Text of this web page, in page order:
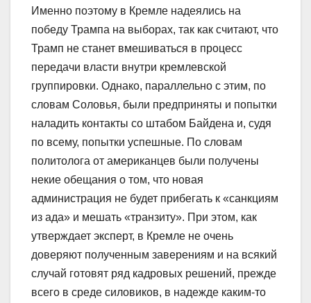
Именно поэтому в Кремле надеялись на
победу Трампа на выборах, так как считают, что
Трамп не станет вмешиваться в процесс
передачи власти внутри кремлевской
группировки. Однако, параллельно с этим, по
словам Соловья, были предприняты и попытки
наладить контакты со штабом Байдена и, судя
по всему, попытки успешные. По словам
политолога от американцев были получены
некие обещания о том, что новая
администрация не будет прибегать к «санкциям
из ада» и мешать «транзиту». При этом, как
утверждает эксперт, в Кремле не очень
доверяют полученным заверениям и на всякий
случай готовят ряд кадровых решений, прежде
всего в среде силовиков, в надежде каким-то